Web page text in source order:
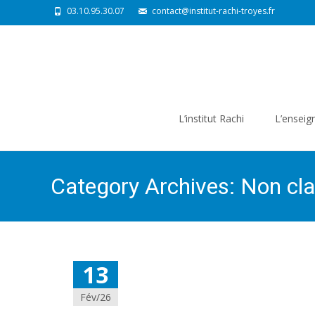
03.10.95.30.07 contact@institut-rachi-troyes.fr
L’institut Rachi
Category Archives: Non
13
Fév/26